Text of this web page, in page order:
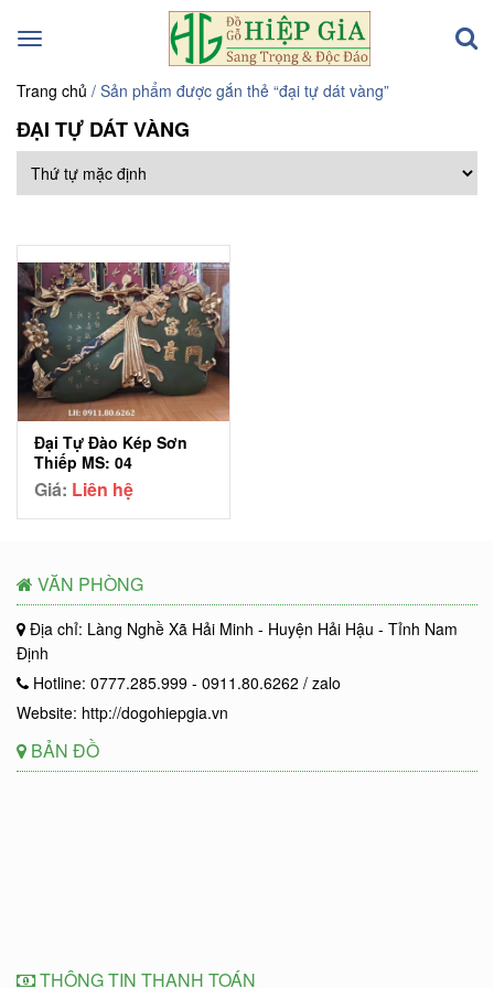
Toggle
Trang chủ / Sản phẩm được gắn thẻ “đại tự dát vàng”
ĐẠI TỰ DÁT VÀNG
Đại Tự Đào Kép Sơn
Thiếp MS: 04
Giá: Liên hệ
VĂN PHÒNG
Địa chỉ: Làng Nghề Xã Hải Minh - Huyện Hải Hậu - Tỉnh Nam
Định
Hotline: 0777.285.999 - 0911.80.6262 / zalo
Website: http://dogohiepgia.vn
BẢN ĐỒ
THÔNG TIN THANH TOÁN